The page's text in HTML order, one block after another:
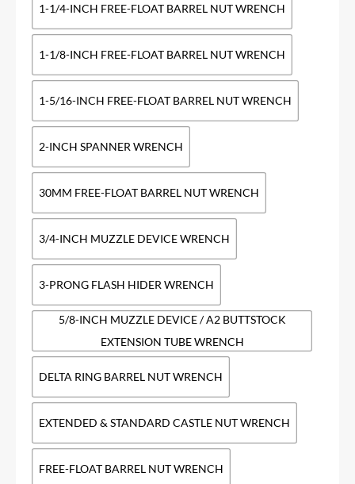
1-1/4-INCH FREE-FLOAT BARREL NUT WRENCH
1-1/8-INCH FREE-FLOAT BARREL NUT WRENCH
1-5/16-INCH FREE-FLOAT BARREL NUT WRENCH
2-INCH SPANNER WRENCH
30MM FREE-FLOAT BARREL NUT WRENCH
3/4-INCH MUZZLE DEVICE WRENCH
3-PRONG FLASH HIDER WRENCH
5/8-INCH MUZZLE DEVICE / A2 BUTTSTOCK
EXTENSION TUBE WRENCH
DELTA RING BARREL NUT WRENCH
EXTENDED & STANDARD CASTLE NUT WRENCH
FREE-FLOAT BARREL NUT WRENCH